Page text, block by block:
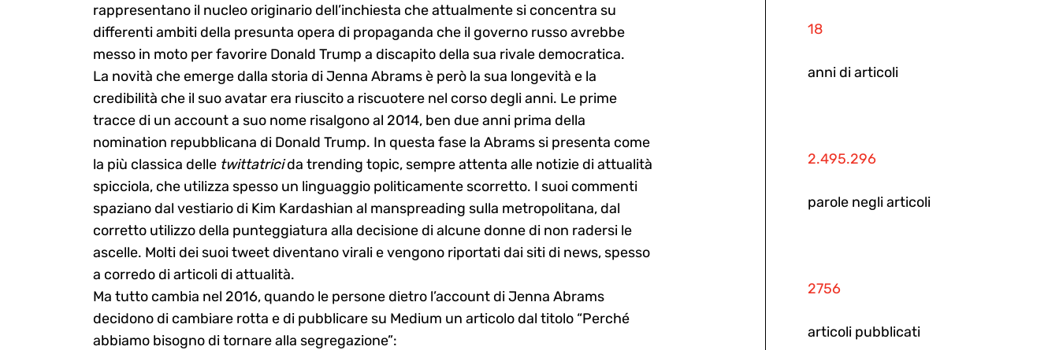
rappresentano il nucleo originario dell’inchiesta che attualmente si concentra su
differenti ambiti della presunta opera di propaganda che il governo russo avrebbe
messo in moto per favorire Donald Trump a discapito della sua rivale democratica.
La novità che emerge dalla storia di Jenna Abrams è però la sua longevità e la
credibilità che il suo avatar era riuscito a riscuotere nel corso degli anni. Le prime
tracce di un account a suo nome risalgono al 2014, ben due anni prima della
nomination repubblicana di Donald Trump. In questa fase la Abrams si presenta come
la più classica delle twittatricida trending topic, sempre attenta alle notizie di attualità
spicciola, che utilizza spesso un linguaggio politicamente scorretto. I suoi commenti
spaziano dal vestiario di Kim Kardashian al manspreading sulla metropolitana, dal
corretto utilizzo della punteggiatura alla decisione di alcune donne di non radersi le
ascelle. Molti dei suoi tweet diventano virali e vengono riportati dai siti di news, spesso
a corredo di articoli di attualità.
Ma tutto cambia nel 2016, quando le persone dietro l’account di Jenna Abrams
decidono di cambiare rotta e di pubblicare su Medium un articolo dal titolo “Perché
abbiamo bisogno di tornare alla segregazione”:
18
anni di articoli
2.495.296
parole negli articoli
2756
articoli pubblicati